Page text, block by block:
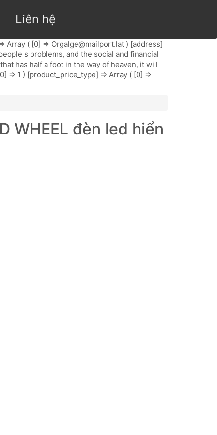
Liên hệ
Array ( [0] => Orgalge@mailport.lat ) [address]
s problems, and the social and financial
has half a foot in the way of heaven, it will
1 ) [product_price_type] => Array ( [0] =>
WHEEL đèn led hiển